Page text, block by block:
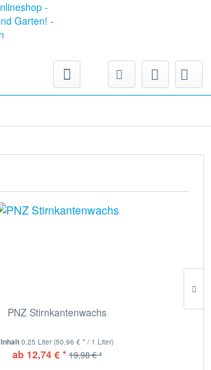
PNZ Stirnkantenwachs
Inhalt 0.25 Liter(50,96 € * / 1 Liter)
ab 12,74 € * 19,98 € *